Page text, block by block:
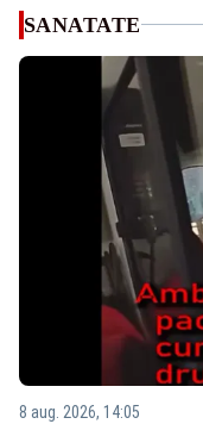
SANATATE
8 aug. 2026, 14:05